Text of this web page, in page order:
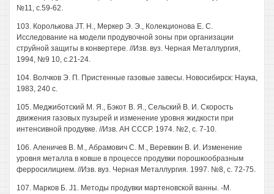
№11, с.59-62.
103. Королькова JT. Н., Меркер Э. Э., Колекционова Е. С.
Исследование на модели продувочной зоны при организации
струйной защиты в конвертере. //Изв. вуз. Черная Металлургия,
1994, №9 10, с.21-24.
104. Волчков Э. П. Пристенные газовые завесы. Новосибирск: Наука,
1983, 240 с.
105. Меджиботский М. Я., Бэкот В. Я., Сельский В. И. Скорость
движения газовых пузырей и изменение уровня жидкости при
интенсивной продувке. //Изв. АН СССР. 1974. №2, с. 7-10.
106. Аленичев В. М., Абрамович С. М., Веревкин В. И. Изменение
уровня металла в ковше в процессе продувки порошкообразным
ферросилицием. //Изв. вуз. Черная Металлургия. 1997. №8, с. 72-75.
107. Марков Б. J1. Методы продувки мартеновской ванны. -М.